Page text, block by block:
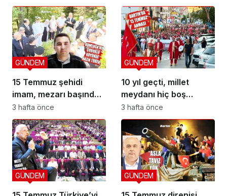
15 Temmuz şehidi
imam, mezarı başında
anıldı
GÜNDEM
3 hafta önce
10 yıl geçti, millet
meydanı hiç boş
bırakmadı
GÜNDEM
3 hafta önce
GÜNDEM GÜNDEM